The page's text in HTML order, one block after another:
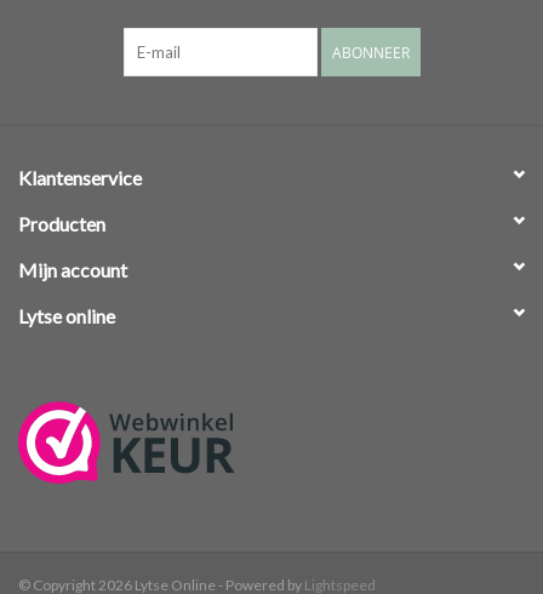
ABONNEER
Klantenservice
Producten
Mijn account
Lytse online
© Copyright 2026 Lytse Online - Powered by Lightspeed